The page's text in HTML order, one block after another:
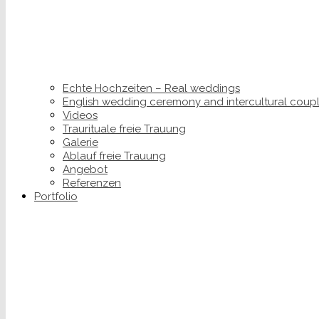
Echte Hochzeiten – Real weddings
English wedding ceremony and intercultural
Videos
Traurituale freie Trauung
Galerie
Ablauf freie Trauung
Angebot
Referenzen
Portfolio